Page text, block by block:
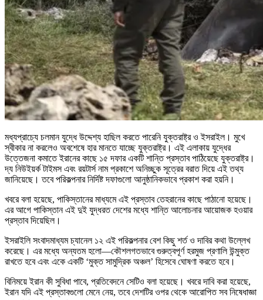
মধ্যপ্রাচ্যে চলমান যুদ্ধে উদ্দেশ্য হাছিল করতে পারেনি যুক্তরাষ্ট্র ও ইসরাইল। মুখে
স্বীকার না করলেও অবশেষে হার মানতে যাচ্ছে যুক্তরাষ্ট্র। এই এলাকায় যুদ্ধের
উত্তেজনা কমাতে ইরানের কাছে ১৫ দফার একটি শান্তি প্রস্তাব পাঠিয়েছে যুক্তরাষ্ট্র।
দ্য নিউইয়র্ক টাইমস এবং রয়টার্স নাম প্রকাশে অনিচ্ছুক সূত্রের বরাত দিয়ে এই তথ্য
জানিয়েছে। তবে পরিকল্পনার নির্দিষ্ট দফাগুলো আনুষ্ঠানিকভাবে প্রকাশ করা হয়নি।
খবরে বলা হয়েছে, পাকিস্তানের মাধ্যমে এই প্রস্তাব তেহরানের কাছে পাঠানো হয়েছে।
এর আগে পাকিস্তান এই দুই যুদ্ধরত দেশের মধ্যে শান্তি আলোচনার আয়োজক হওয়ার
প্রস্তাব দিয়েছিল।
ইসরাইলি সংবাদমাধ্যম চ্যানেল ১২ এই পরিকল্পনার বেশ কিছু শর্ত ও দাবির কথা উল্লেখ
করেছে। এর মধ্যে অন্যতম হলো—কৌশলগতভাবে গুরুত্বপূর্ণ হরমুজ প্রণালি উন্মুক্ত
রাখতে হবে এবং একে একটি ‘মুক্ত সামুদ্রিক অঞ্চল’ হিসেবে ঘোষণা করতে হবে।
বিনিময়ে ইরান কী সুবিধা পাবে, প্রতিবেদনে সেটিও বলা হয়েছে। খবরে দাবি করা হয়েছে,
ইরান যদি এই প্রস্তাবগুলো মেনে নেয়, তবে দেশটির ওপর থেকে আরোপিত সব নিষেধাজ্ঞা